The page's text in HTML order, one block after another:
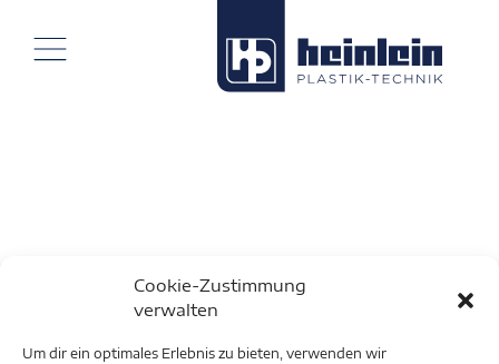
Cookie-Zustimmung
verwalten
Um dir ein optimales Erlebnis zu bieten, verwenden wir